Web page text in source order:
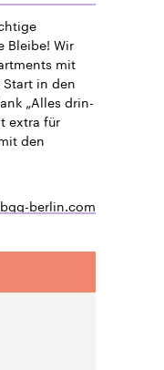
Bleibe! Wir
mit
in den
„Alles drin-
extra für
den
berlin.com